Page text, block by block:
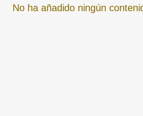
No ha añadido ningún